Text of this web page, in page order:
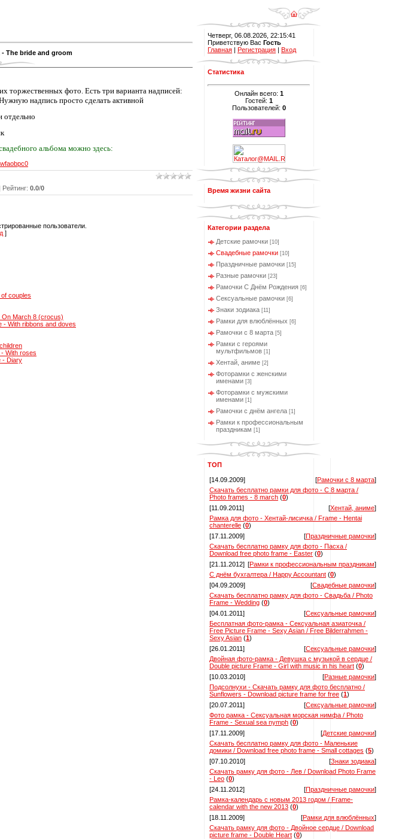
The bride and groom
торжественных фото. Есть три варианта надписей:
надпись просто сделать активной
отдельно
альбома можно здесь:
Рейтинг: 0.0/0
пользователи.
]
couples
On March 8 (crocus)
- With ribbons and doves
With roses
- Diary
Четверг, 06.08.2026, 22:15:41
Приветствую Вас Гость
Главная | Регистрация | Вход
Статистика
Онлайн всего: 1
Гостей: 1
Пользователей: 0
Время жизни сайта
Категории раздела
Детские рамочки [10]
Свадебные рамочки [10]
Праздничные рамочки [15]
Разные рамочки [23]
Рамочки С Днём Рождения [6]
Сексуальные рамочки [6]
Знаки зодиака [11]
Рамки для влюблённых [6]
Рамочки с 8 марта [5]
Рамки с героями
мультфильмов [1]
Хентай, аниме [2]
Фоторамки с женскими
именами [3]
Фоторамки с мужскими
именами [1]
Рамочки с днём ангела [1]
Рамки к профессиональным
праздникам [1]
ТОП
[14.09.2009] [Рамочки с 8 марта]
Скачать бесплатно рамки для фото - С 8 марта /
Photo frames - 8 march (0)
[11.09.2011]
[Хентай, аниме]
Рамка для фото - Хентай-лисичка / Frame - Hentai
chanterelle (0)
[17.11.2009]
[Праздничные рамочки]
Скачать бесплатно рамку для фото - Пасха /
Download free photo frame - Easter (0)
[21.11.2012] [Рамки к профессиональным праздникам]
С днём бухгалтера / Happy Accountant (0)
[04.09.2009]
[Свадебные рамочки]
Скачать бесплатно рамку для фото - Свадьба / Photo
Frame - Wedding (0)
[04.01.2011]
[Сексуальные рамочки]
Бесплатная фото-рамка - Сексуальная азиаточка /
Free Picture Frame - Sexy Asian / Free Bilderrahmen -
Sexy Asian (1)
[26.01.2011]
[Сексуальные рамочки]
Двойная фото-рамка - Девушка с музыкой в сердце /
Double picture Frame - Girl with music in his heart (0)
[10.03.2010]
[Разные рамочки]
Подсолнухи - Скачать рамку для фото бесплатно /
Sunflowers - Download picture frame for free (1)
[20.07.2011]
[Сексуальные рамочки]
Фото рамка - Сексуальная морская нимфа / Photo
Frame - Sexual sea nymph (0)
[17.11.2009]
[Детские рамочки]
Скачать бесплатно рамку для фото - Маленькие
домики / Download free photo frame - Small cottages (5)
[07.10.2010]
[Знаки зодиака]
Скачать рамку для фото - Лев / Download Photo Frame
- Leo (0)
[24.11.2012]
[Праздничные рамочки]
Рамка-календарь с новым 2013 годом / Frame-
calendar with the new 2013 (0)
[18.11.2009]
[Рамки для влюблённых]
Скачать рамку для фото - Двойное сердце / Download
picture frame - Double Heart (0)